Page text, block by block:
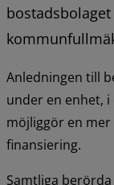
Anledningen till
under en enhet,
möjliggör en
finansiering.
Samtliga